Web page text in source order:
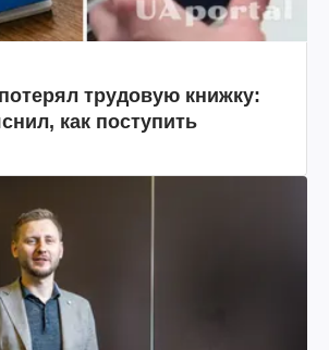
трудовую книжку:
как поступить